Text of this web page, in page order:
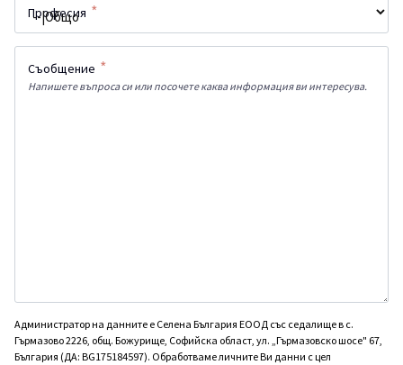
Професия *
Съобщение *
Напишете въпроса си или посочете каква информация ви интересува.
Администратор на данните е Селена България ЕООД със седалище в с.
Гърмазово 2226, общ. Божурище, Софийска област, ул. „Гърмазовско шосе" 67,
България (ДА: BG175184597). Обработваме личните Ви данни с цел